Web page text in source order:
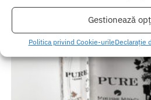
Gestionează
Politica privind Cookie-urileDeclarație